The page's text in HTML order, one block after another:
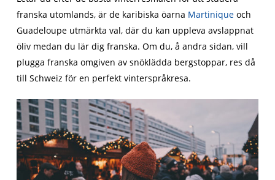
franska utomlands, är de karibiska öarna Martiniqueoch
Guadeloupe utmärkta val, där du kan uppleva avslappnat
öliv medan du lär dig franska. Om du, å andra sidan, vill
plugga franska omgiven av snöklädda bergstoppar, res då
till Schweiz för en perfekt vinterspråkresa.